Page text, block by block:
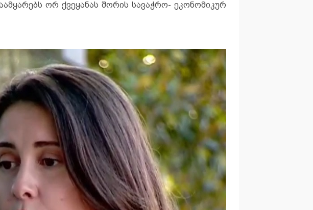
ორ ქვეყანას შორის სავაჭრო- ეკონომიკურ